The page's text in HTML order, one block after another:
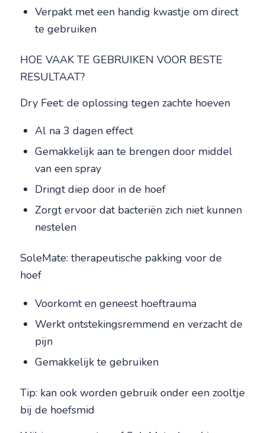
Verpakt met een handig kwastje om direct
te gebruiken
HOE VAAK TE GEBRUIKEN VOOR BESTE
RESULTAAT?
Dry Feet: de oplossing tegen zachte hoeven
Al na 3 dagen effect
Gemakkelijk aan te brengen door middel
van een spray
Dringt diep door in de hoef
Zorgt ervoor dat bacteriën zich niet kunnen
nestelen
SoleMate: therapeutische pakking voor de
hoef
Voorkomt en geneest hoeftrauma
Werkt ontstekingsremmend en verzacht de
pijn
Gemakkelijk te gebruiken
Tip: kan ook worden gebruik onder een zooltje
bij de hoefsmid